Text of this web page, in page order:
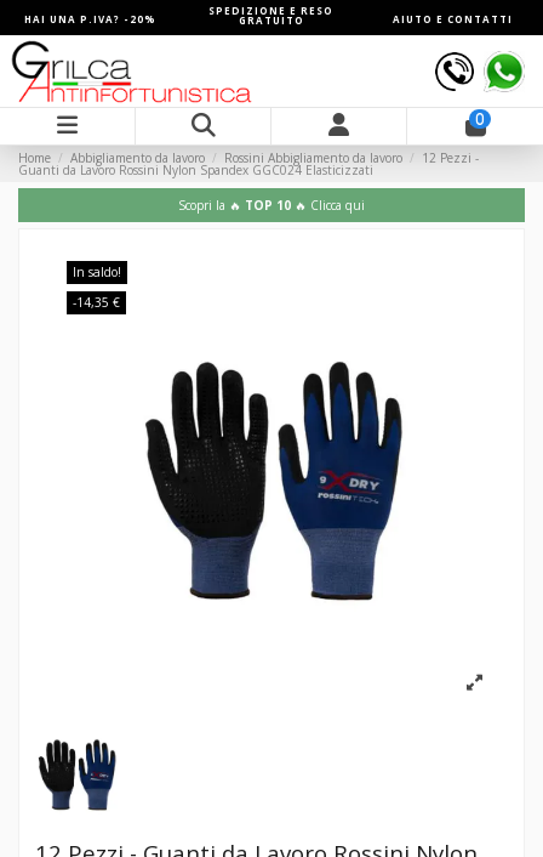
HAI UNA P.IVA? -20%
SPEDIZIONE E RESO
GRATUITO AIUTO E CONTATTI
0
Home Abbigliamento da lavoro Rossini Abbigliamento da lavoro 12 Pezzi -
Guanti da Lavoro Rossini Nylon Spandex GGC024 Elasticizzati
Scopri la 🔥 TOP 10 🔥 Clicca qui
In saldo!
-14,35 €